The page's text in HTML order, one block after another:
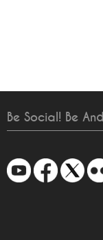
Be Social! Be